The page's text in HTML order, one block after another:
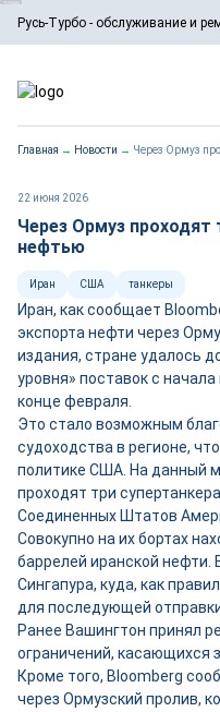
Русь-Турбо - обслуживание и
ООО «Русь-Турбо»
турбин, комплексным
техническим
работают на
металлургических и других
Реклама. ООО «Русь-
Главная → Новости → Через Ормуз
22 июня 2026
Через Ормуз проходят
нефтью
Иран США танкеры
Иран, как сообщает
экспорта нефти через
издания, стране удалось
уровня» поставок с
конце февраля.
Это стало возможным
судоходства в регионе,
политике США. На данный
проходят три
Соединенных Штатов
Совокупно на их бортах
баррелей иранской нефти.
Сингапура, куда, как
для последующей
Ранее Вашингтон принял
ограничений, касающихся
Кроме того, Bloomberg
через Ормузский пролив,